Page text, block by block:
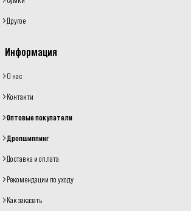
Другое
Информация
О нас
Контакти
Оптовые покупатели
Дропшиппинг
Доставка и оплата
Рекомендации по уходу
Как заказать